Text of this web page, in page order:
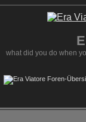
what did you do when